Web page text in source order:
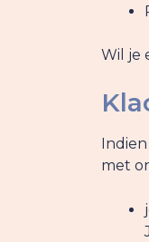
Wil je
met